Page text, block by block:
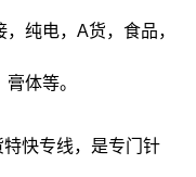
纯电，A货，食品，
体等。
快专线，是专门针